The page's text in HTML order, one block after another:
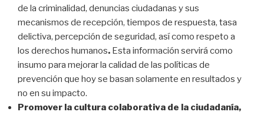
de la criminalidad, denuncias ciudadanas y sus
mecanismos de recepción, tiempos de respuesta, tasa
delictiva, percepción de seguridad, así como respeto a
los derechos humanos. Esta información servirá como
insumo para mejorar la calidad de las políticas de
prevención que hoy se basan solamente en resultados y
no en su impacto.
Promover la cultura colaborativa de la ciudadanía,